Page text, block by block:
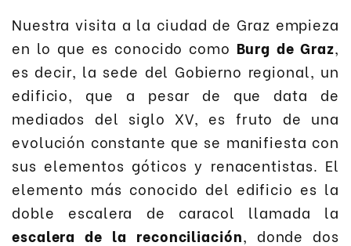
Nuestra visita a la ciudad de Graz empieza
en lo que es conocido como Burg de Graz,
es decir, la sede del Gobierno regional, un
edificio, que a pesar de que data de
mediados del siglo XV, es fruto de una
evolución constante que se manifiesta con
sus elementos góticos y renacentistas. El
elemento más conocido del edificio es la
doble escalera de caracol llamada la
escalera de la reconciliación, donde dos